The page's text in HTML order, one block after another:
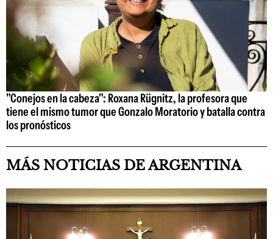
"Conejos en la cabeza": Roxana Rügnitz, la profesora que
tiene el mismo tumor que Gonzalo Moratorio y batalla contra
los pronósticos
MÁS NOTICIAS DE ARGENTINA